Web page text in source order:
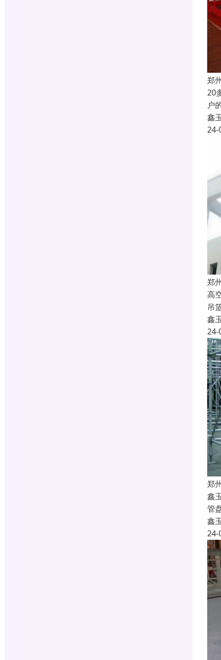
郑
20
户
鑫
24-
郑
高
吊
鑫
24-
郑
鑫
管
鑫
24-